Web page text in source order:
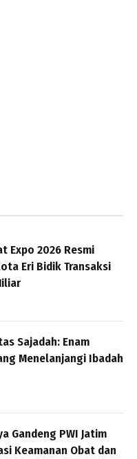
Expo 2026 Resmi
Eri Bidik Transaksi
Sajadah: Enam
Menelanjangi Ibadah
Gandeng PWI Jatim
Keamanan Obat dan